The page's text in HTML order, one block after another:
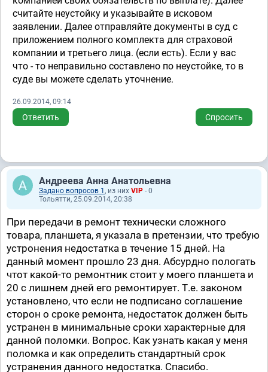
считайте неустойку и указывайте в исковом
заявлении. Далее отправляйте документы в суд с
приложением полного комплекта для страховой
компании и третьего лица. (если есть). Если у вас
что - то неправильно составлено по неустойке, то в
суде вы можете сделать уточнение.
26.09.2014, 09:14
Ответить Спросить
Андреева Анна Анатольевна
Задано вопросов 1 , из них VIP - 0
Тольятти, 25.09.2014, 20:38
При передачи в ремонт технически сложного
товара, планшета, я указала в претензии, что требую
устронения недостатка в течение 15 дней. На
данный момент прошло 23 дня. Абсурдно пологать
чтот какой-то ремонтник стоит у моего планшета и
20 с лишнем дней его ремонтирует. Т.е. законом
установлено, что если не подписано соглашение
сторон о сроке ремонта, недостаток должен быть
устранен в минимальные сроки характерные для
данной поломки. Вопрос. Как узнать какая у меня
поломка и как определить стандартный срок
устранения данного недостатка. Спасибо.